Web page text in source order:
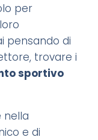
per
pensando di
trovare i
sportivo
nella
e di